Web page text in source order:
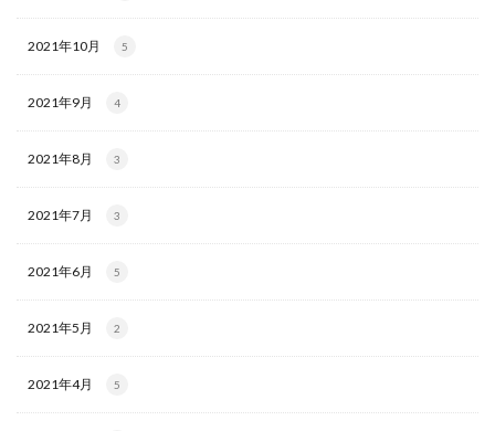
2021年10月 5
2021年9月 4
2021年8月 3
2021年7月 3
2021年6月 5
2021年5月 2
2021年4月 5